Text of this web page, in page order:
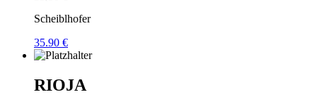
Scheiblhofer
35.90 €
RIOJA